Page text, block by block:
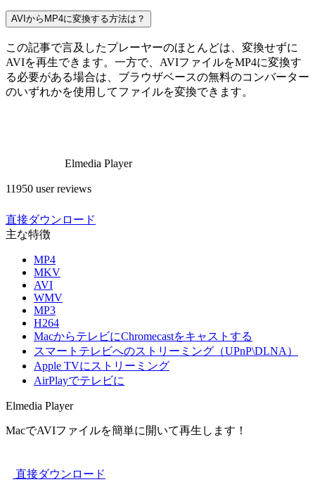
AVIからMP4に変換する方法は？
この記事で言及したプレーヤーのほとんどは、変換せずに
AVIを再生できます。一方で、AVIファイルをMP4に変換す
る必要がある場合は、ブラウザベースの無料のコンバーター
のいずれかを使用してファイルを変換できます。
Elmedia Player
11950 user reviews
直接ダウンロード
主な特徴
MP4
MKV
AVI
WMV
MP3
H264
MacからテレビにChromecastをキャストする
スマートテレビへのストリーミング（UPnP\DLNA）
Apple TVにストリーミング
AirPlayでテレビに
Elmedia Player
MacでAVIファイルを簡単に開いて再生します！
直接ダウンロード